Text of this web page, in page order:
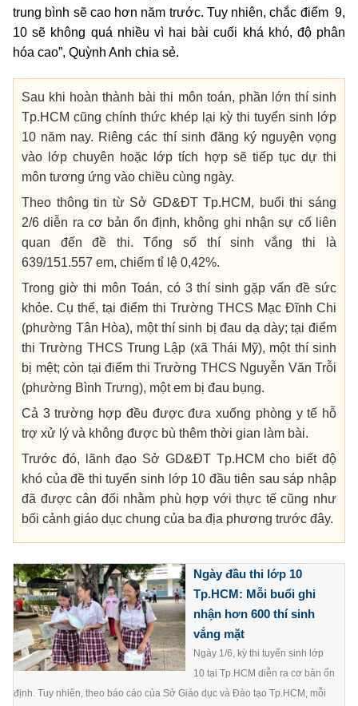
trung bình sẽ cao hơn năm trước. Tuy nhiên, chắc điểm 9,
10 sẽ không quá nhiều vì hai bài cuối khá khó, độ phân
hóa cao”, Quỳnh Anh chia sẻ.
Sau khi hoàn thành bài thi môn toán, phần lớn thí sinh
Tp.HCM cũng chính thức khép lại kỳ thi tuyển sinh lớp
10 năm nay. Riêng các thí sinh đăng ký nguyện vọng
vào lớp chuyên hoặc lớp tích hợp sẽ tiếp tục dự thi
môn tương ứng vào chiều cùng ngày.
Theo thông tin từ Sở GD&ĐTTp.HCM, buổi thi sáng
2/6 diễn ra cơ bản ổn định, không ghi nhận sự cố liên
quan đến đề thi. Tổng số thí sinh vắng thi là
639/151.557 em, chiếm tỉ lệ 0,42%.
Trong giờ thi môn Toán, có 3 thí sinh gặp vấn đề sức
khỏe. Cụ thể, tại điểm thi Trường THCS Mạc Đĩnh Chi
(phường Tân Hòa), một thí sinh bị đau dạ dày; tại điểm
thi Trường THCS Trung Lập (xã Thái Mỹ), một thí sinh
bị mệt; còn tại điểm thi Trường THCS Nguyễn Văn Trỗi
(phường Bình Trưng), một em bị đau bụng.
Cả 3 trường hợp đều được đưa xuống phòng y tế hỗ
trợ xử lý và không được bù thêm thời gian làm bài.
Trước đó, lãnh đạo Sở GD&ĐT Tp.HCM cho biết độ
khó của đề thi tuyển sinh lớp 10 đầu tiên sau sáp nhập
đã được cân đối nhằm phù hợp với thực tế cũng như
bối cảnh giáo dục chung của ba địa phương trước đây.
Ngày đầu thi lớp 10
Tp.HCM: Mỗi buổi ghi
nhận hơn 600 thí sinh
vắng mặt
Ngày 1/6, kỳ thi tuyển sinh lớp
10 tại Tp.HCM diễn ra cơ bản ổn
định. Tuy nhiên, theo báo cáo của Sở Giáo dục và Đào tạo Tp.HCM, mỗi